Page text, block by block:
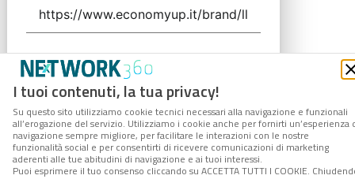
I tuoi contenuti, la tua privacy!
Su questo sito utilizziamo cookie tecnici necessari alla navigazione e funzionali
all’erogazione del servizio. Utilizziamo i cookie anche per fornirti un’esperienza
navigazione sempre migliore, per facilitare le interazioni con le nostre
funzionalità social e per consentirti di ricevere comunicazioni di marketing
aderenti alle tue abitudini di navigazione e ai tuoi interessi.
Puoi esprimere il tuo consenso cliccando su ACCETTA TUTTI I COOKIE.